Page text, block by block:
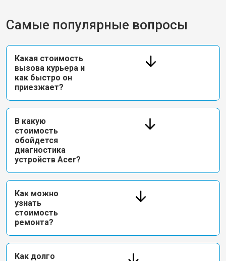
Самые популярные вопросы
Какая стоимость
вызова курьера и
как быстро он
приезжает?
В какую
стоимость
обойдется
диагностика
устройств Acer?
Как можно
узнать
стоимость
ремонта?
Как долго